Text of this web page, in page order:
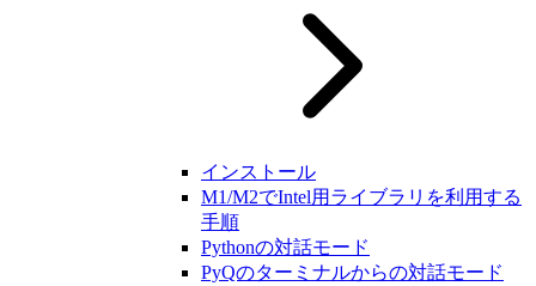
インストール
M1/M2でIntel用ライブラリを利用する
手順
Pythonの対話モード
PyQのターミナルからの対話モード